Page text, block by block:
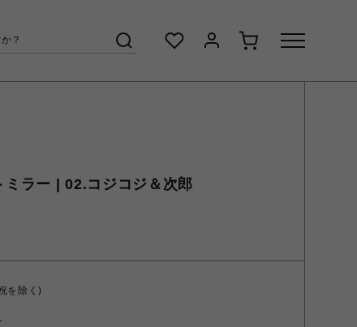
ラー | 02.コジコジ＆次郎
を除く)